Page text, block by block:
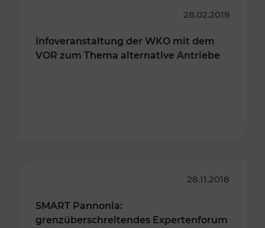
28.02.2019
Infoveranstaltung der WKO mit dem
VOR zum Thema alternative Antriebe
28.11.2018
SMART Pannonia:
grenzüberschreitendes Expertenforum